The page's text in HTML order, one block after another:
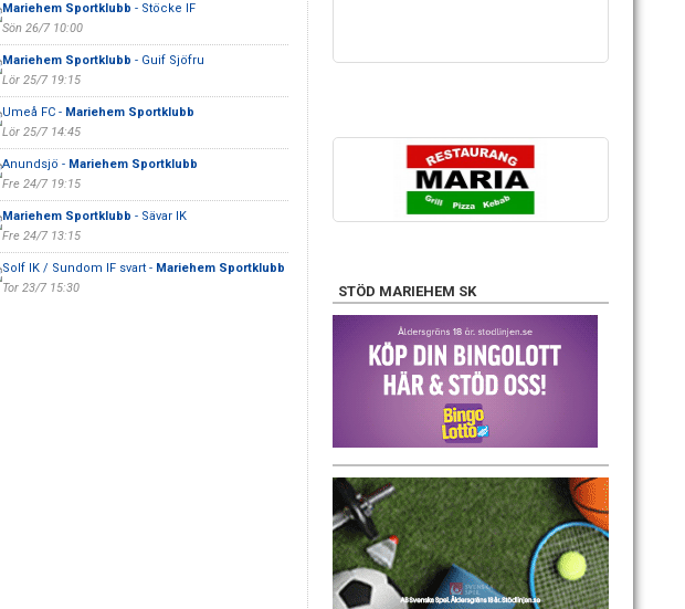
Mariehem Sportklubb - Stöcke IF
Sön 26/7 10:00
Mariehem Sportklubb - Guif Sjöfru
Lör 25/7 19:15
Umeå FC - Mariehem Sportklubb
Lör 25/7 14:45
Anundsjö - Mariehem Sportklubb
Fre 24/7 19:15
Mariehem Sportklubb - Sävar IK
Fre 24/7 13:15
Solf IK / Sundom IF svart - Mariehem Sportklubb
Tor 23/7 15:30
STÖD MARIEHEM SK